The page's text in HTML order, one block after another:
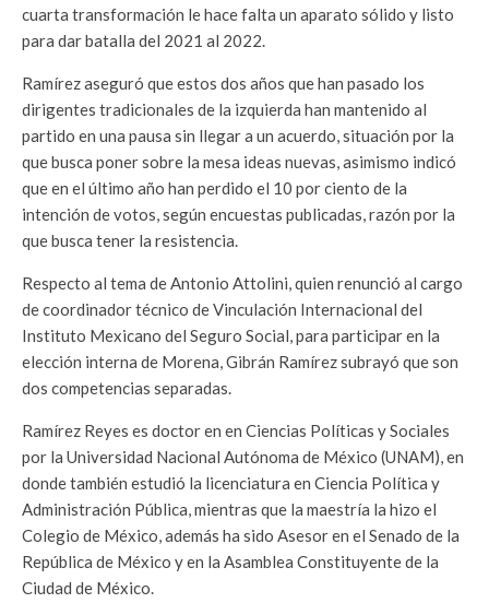
cuarta transformación le hace falta un aparato sólido y listo
para dar batalla del 2021 al 2022.
Ramírez aseguró que estos dos años que han pasado los
dirigentes tradicionales de la izquierda han mantenido al
partido en una pausa sin llegar a un acuerdo, situación por la
que busca poner sobre la mesa ideas nuevas, asimismo indicó
que en el último año han perdido el 10 por ciento de la
intención de votos, según encuestas publicadas, razón por la
que busca tener la resistencia.
Respecto al tema de Antonio Attolini, quien renunció al cargo
de coordinador técnico de Vinculación Internacional del
Instituto Mexicano del Seguro Social, para participar en la
elección interna de Morena, Gibrán Ramírez subrayó que son
dos competencias separadas.
Ramírez Reyes es doctor en en Ciencias Políticas y Sociales
por la Universidad Nacional Autónoma de México (UNAM), en
donde también estudió la licenciatura en Ciencia Política y
Administración Pública, mientras que la maestría la hizo el
Colegio de México, además ha sido Asesor en el Senado de la
República de México y en la Asamblea Constituyente de la
Ciudad de México.